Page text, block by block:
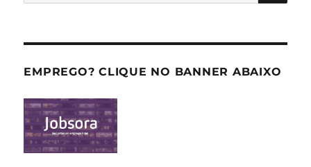
por:
EMPREGO? CLIQUE NO BANNER ABAIXO